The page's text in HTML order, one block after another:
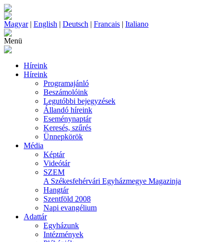
Magyar| English | Deutsch | Francais | Italiano
Menü
Híreink
Híreink
Programajánló
Beszámolóink
Legutóbbi bejegyzések
Állandó híreink
Eseménynaptár
Keresés, szűrés
Ünnepkörök
Média
Képtár
Videótár
SZEM
A Székesfehérvári Egyházmegye Magazinja
Hangtár
Szentföld 2008
Napi evangélium
Adattár
Egyházunk
Intézmények